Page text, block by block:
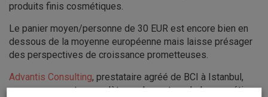
produits finis cosmétiques.
Le panier moyen/personne de 30 EUR est encore bien en
dessous de la moyenne européenne mais laisse présager
des perspectives de croissance prometteuses.
Advantis Consulting, prestataire agréé de BCI à Istanbul,
propose une note complète sur le secteur de la cosmétique